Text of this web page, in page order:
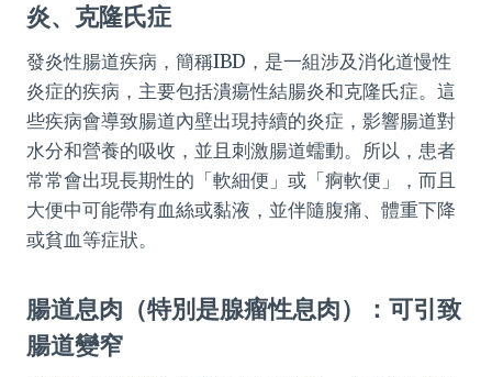
炎、克隆氏症
發炎性腸道疾病，簡稱IBD，是一組涉及消化道慢性
炎症的疾病，主要包括潰瘍性結腸炎和克隆氏症。這
些疾病會導致腸道內壁出現持續的炎症，影響腸道對
水分和營養的吸收，並且刺激腸道蠕動。所以，患者
常常會出現長期性的「軟細便」或「痾軟便」，而且
大便中可能帶有血絲或黏液，並伴隨腹痛、體重下降
或貧血等症狀。
腸道息肉（特別是腺瘤性息肉）：可引致
腸道變窄